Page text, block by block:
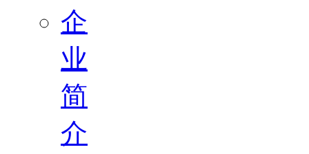
企
业
简
介